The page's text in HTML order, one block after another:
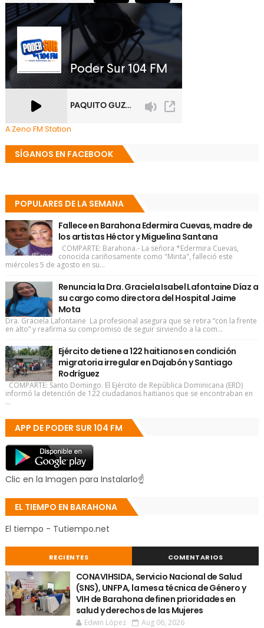
A Zeno.FM Station
SÍGANOS EN FACEBOOK
POPULARES DE LA SEMANA
Fallece en Barahona Edermira Cuevas, madre de
los artistas Héctor y Miguelina Santana
COMPARTE: Barahona.- La señora *Edermira Cuevas,
conocida cariñosamente como "Mirita", falleció este
miércoles 5 de agosto en su...
Renuncia la Dra. Graciela Isabel Lafontaine Díaz a
su cargo como directora del Hospital Jaime
Mota
Dra. Graciela Lafontaine La profesional asegura que se retira “con la frente
en alto” y reafirma su compromiso de seguir sirviendo a la com...
Ejército detiene a 122 haitianos en condición
migratoria irregular en Dajabón y Santiago
Rodríguez
COMPARTE: Santo Domingo. El Ejército de República Dominicana (ERD)
informó la detención de 122 ciudadanos haitianos que se encontraban en
...
APP DE PODER SUR 104 FM
Clic en la Imagen para Instalarlo☝
EL TIEMPO EN BARAHONA
El tiempo - Tutiempo.net
RECIENTES COMENTARIOS
CONAVIHSIDA, Servicio Nacional de Salud
(SNS), UNFPA, la mesa técnica de Género y
VIH de Barahona definen prioridades en
salud y derechos de las Mujeres
Edwin López Aug 06, 2026